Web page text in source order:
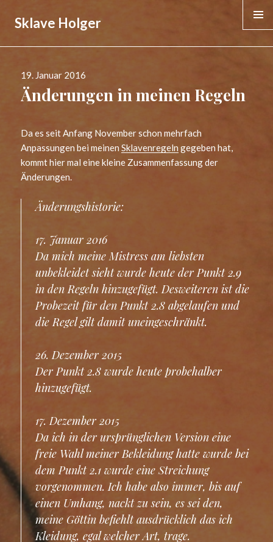
Sklave Holger
Veröffentlicht
am
19. Januar 2016
Änderungen in meinen Regeln
Da es seit Anfang November schon mehrfach
Anpassungen bei meinenSklavenregeln gegeben hat,
kommt hier mal eine kleine Zusammenfassung der
Änderungen.
Änderungshistorie:
17. Januar 2016
Da mich meine Mistress am liebsten
unbekleidet sieht wurde heute der Punkt 2.9
in den Regeln hinzugefügt. Desweiteren ist die
Probezeit für den Punkt 2.8 abgelaufen und
die Regel gilt damit uneingeschränkt.
26. Dezember 2015
Der Punkt 2.8 wurde heute probehalber
hinzugefügt.
17. Dezember 2015
Da ich in der ursprünglichen Version eine
freie Wahl meiner Bekleidung hatte wurde bei
dem Punkt 2.1 wurde eine Streichung
vorgenommen. Ich habe also immer, bis auf
einen Umhang, nackt zu sein, es sei den,
meine Göttin befiehlt ausdrücklich das ich
Kleidung, egal welcher Art, trage.